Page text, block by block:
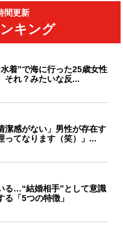
間更新
キング
着”で海に行った25歳女性
それ？みたいな反...
潔感がない」男性が存在す
ってなります（笑）」...
る…“結婚相手”として意識
る「5つの特徴」